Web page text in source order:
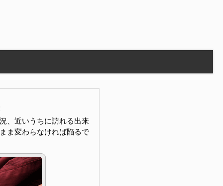
、近いうちに訪れる出来
ま変わらなければ陥るで